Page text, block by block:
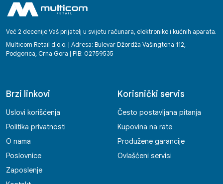
Već 2 decenije Vaš prijatelj u svijetu računara, elektronike i kućnih aparata.
Multicom Retail d.o.o. | Adresa: Bulevar Džordža Vašingtona 112,
Podgorica, Crna Gora | PIB: 02759535
Brzi linkovi
Uslovi korišćenja
Politika privatnosti
O nama
Poslovnice
Zaposlenje
Korisnički servis
Često postavljana pitanja
Kupovina na rate
Produžene garancije
Ovlašćeni servisi